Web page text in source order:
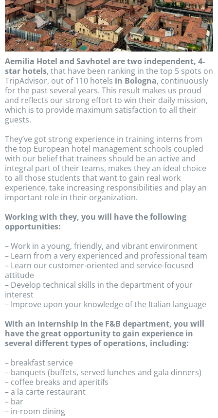
Aemilia Hotel and Savhotel are two independent, 4-
star hotels, that have been ranking in the top 5 spots on
TripAdvisor, out of 110 hotels in Bologna, continuously
for the past several years. This result makes us proud
and reflects our strong effort to win their daily mission,
which is to provide maximum satisfaction to all their
guests.
They’ve got strong experience in training interns from
the top European hotel management schools coupled
with our belief that trainees should be an active and
integral part of their teams, makes they an ideal choice
to all those students that want to gain real work
experience, take increasing responsibilities and play an
important role in their organization.
Working with they, you will have the following
opportunities:
– Work in a young, friendly, and vibrant environment
– Learn from a very experienced and professional team
– Learn our customer-oriented and service-focused
attitude
– Develop technical skills in the department of your
interest
– Improve upon your knowledge of the Italian language
With an internship in the F&B department, you will
have the great opportunity to gain experience in
several different types of operations, including:
– breakfast service
– banquets (buffets, served lunches and gala dinners)
– coffee breaks and aperitifs
– a la carte restaurant
– bar
– in-room dining